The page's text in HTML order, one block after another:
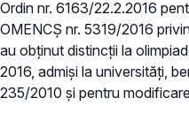
Ordin nr. 6163/22.2.2016
OMENCȘ nr. 5319/2016
au obţinut distincţii la
2016, admiși la universități,
235/2010 și pentru